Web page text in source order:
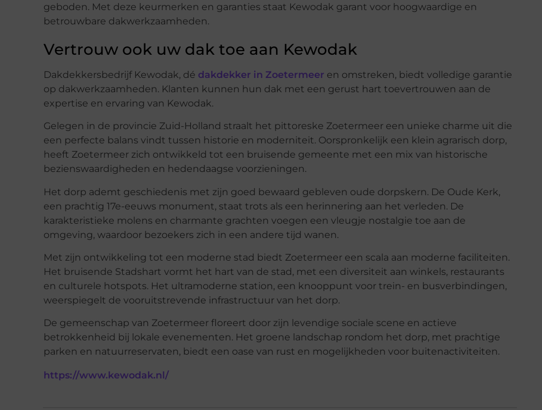
geboden. Met deze keurmerken en garanties staat Kewodak garant voor hoogwaardige en
betrouwbare dakwerkzaamheden.
Vertrouw ook uw dak toe aan Kewodak
Dakdekkersbedrijf Kewodak, dé dakdekker in Zoetermeer en omstreken, biedt volledige garantie
op dakwerkzaamheden. Klanten kunnen hun dak met een gerust hart toevertrouwen aan de
expertise en ervaring van Kewodak.
Gelegen in de provincie Zuid-Holland straalt het pittoreske Zoetermeer een unieke charme uit die
een perfecte balans vindt tussen historie en moderniteit. Oorspronkelijk een klein agrarisch dorp,
heeft Zoetermeer zich ontwikkeld tot een bruisende gemeente met een mix van historische
bezienswaardigheden en hedendaagse voorzieningen.
Het dorp ademt geschiedenis met zijn goed bewaard gebleven oude dorpskern. De Oude Kerk,
een prachtig 17e-eeuws monument, staat trots als een herinnering aan het verleden. De
karakteristieke molens en charmante grachten voegen een vleugje nostalgie toe aan de
omgeving, waardoor bezoekers zich in een andere tijd wanen.
Met zijn ontwikkeling tot een moderne stad biedt Zoetermeer een scala aan moderne faciliteiten.
Het bruisende Stadshart vormt het hart van de stad, met een diversiteit aan winkels, restaurants
en culturele hotspots. Het ultramoderne station, een knooppunt voor trein- en busverbindingen,
weerspiegelt de vooruitstrevende infrastructuur van het dorp.
De gemeenschap van Zoetermeer floreert door zijn levendige sociale scene en actieve
betrokkenheid bij lokale evenementen. Het groene landschap rondom het dorp, met prachtige
parken en natuurreservaten, biedt een oase van rust en mogelijkheden voor buitenactiviteiten.
https://www.kewodak.nl/